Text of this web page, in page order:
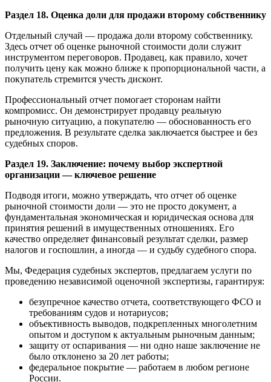
Раздел 18. Оценка доли для продажи второму собственнику
Отдельный случай — продажа доли второму собственнику.
Здесь отчет об оценке рыночной стоимости доли служит
инструментом переговоров. Продавец, как правило, хочет
получить цену как можно ближе к пропорциональной части, а
покупатель стремится учесть дисконт.
Профессиональный отчет помогает сторонам найти
компромисс. Он демонстрирует продавцу реальную
рыночную ситуацию, а покупателю — обоснованность его
предложения. В результате сделка заключается быстрее и без
судебных споров.
Раздел 19. Заключение: почему выбор экспертной
организации — ключевое решение
Подводя итоги, можно утверждать, что отчет об оценке
рыночной стоимости доли — это не просто документ, а
фундаментальная экономическая и юридическая основа для
принятия решений в имущественных отношениях. Его
качество определяет финансовый результат сделки, размер
налогов и госпошлин, а иногда — и судьбу судебного спора.
Мы, Федерация судебных экспертов, предлагаем услуги по
проведению независимой оценочной экспертизы, гарантируя:
безупречное качество отчета, соответствующего ФСО и
требованиям судов и нотариусов;
объективность выводов, подкрепленных многолетним
опытом и доступом к актуальным рыночным данным;
защиту от оспаривания — ни одно наше заключение не
было отклонено за 20 лет работы;
федеральное покрытие — работаем в любом регионе
России.